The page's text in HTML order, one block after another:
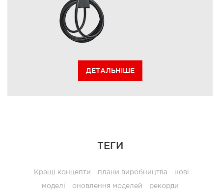
ДЕТАЛЬНІШЕ
ТЕГИ
Кращі концепти плани виробництва нові
моделі оновлення моделей рекорди